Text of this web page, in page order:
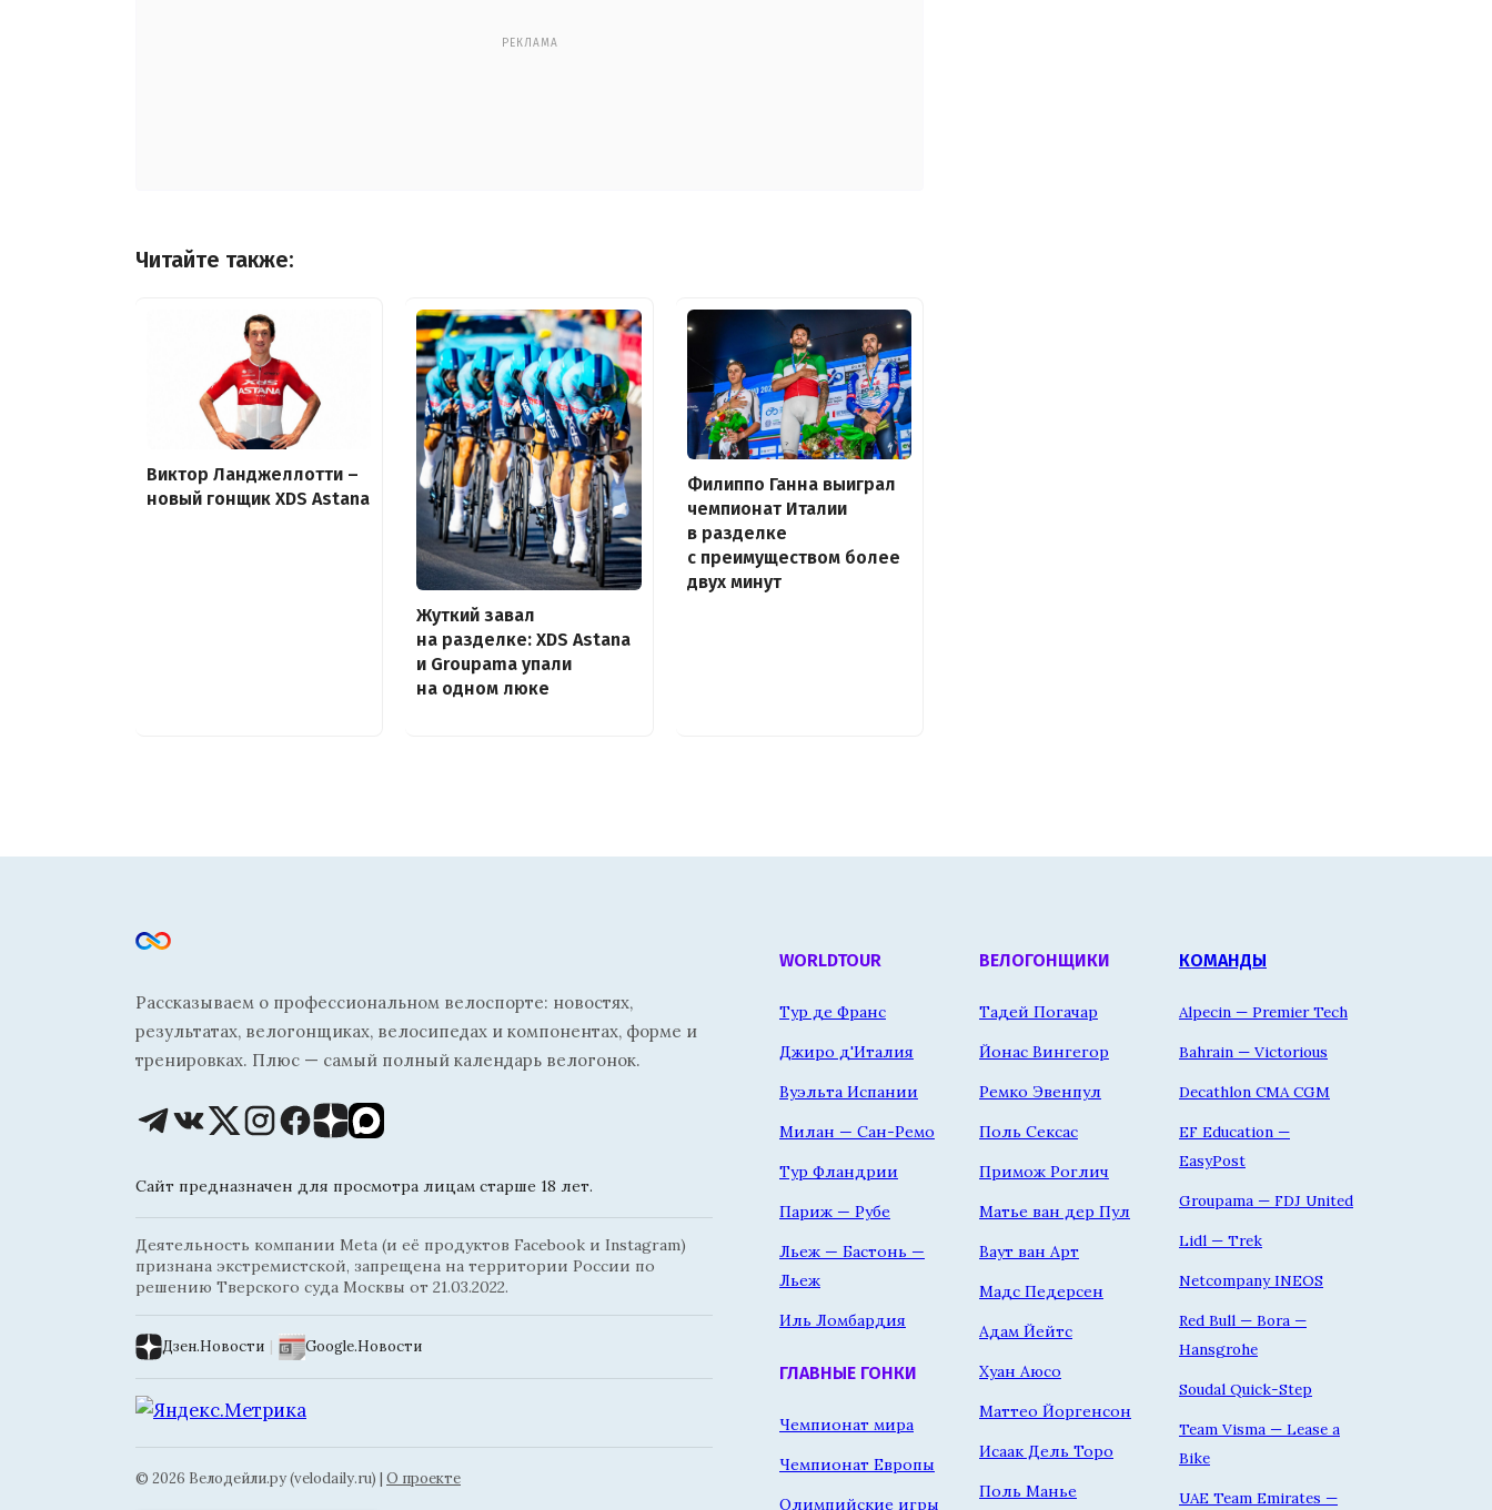
РЕКЛАМА
Читайте также:
Виктор Ланджеллотти –
новый гонщик XDS Astana
Жуткий завал
на разделке: XDS Astana
и Groupama упали
на одном люке
Филиппо Ганна выиграл
чемпионат Италии
в разделке
с преимуществом более
двух минут
Рассказываем о профессиональном велоспорте: новостях,
результатах, велогонщиках, велосипедах и компонентах, форме и
тренировках. Плюс — самый полный календарь велогонок.
Сайт предназначен для просмотра лицам старше 18 лет.
Деятельность компании Meta (и её продуктов Facebook и Instagram)
признана экстремистской, запрещена на территории России по
решению Тверского суда Москвы от 21.03.2022.
Дзен.Новости | Google.Новости
© 2026 Велодейли.ру (velodaily.ru) | О проекте
WORLDTOUR
Тур де Франс
Джиро д'Италия
Вуэльта Испании
Милан — Сан-Ремо
Тур Фландрии
Париж — Рубе
Льеж — Бастонь —
Льеж
Иль Ломбардия
ГЛАВНЫЕ ГОНКИ
Чемпионат мира
Чемпионат Европы
Олимпийские игры
ВЕЛОГОНЩИКИ
Тадей Погачар
Йонас Вингегор
Ремко Эвенпул
Поль Сексас
Примож Роглич
Матье ван дер Пул
Ваут ван Арт
Мадс Педерсен
Адам Йейтс
Хуан Аюсо
Маттео Йоргенсон
Исаак Дель Торо
Поль Манье
КОМАНДЫ
Alpecin — Premier Tech
Bahrain — Victorious
Decathlon CMA CGM
EF Education —
EasyPost
Groupama — FDJ United
Lidl — Trek
Netcompany INEOS
Red Bull — Bora —
Hansgrohe
Soudal Quick-Step
Team Visma — Lease a
Bike
UAE Team Emirates —